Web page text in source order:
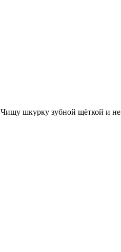
Чищу шкурку зубной щёткой и